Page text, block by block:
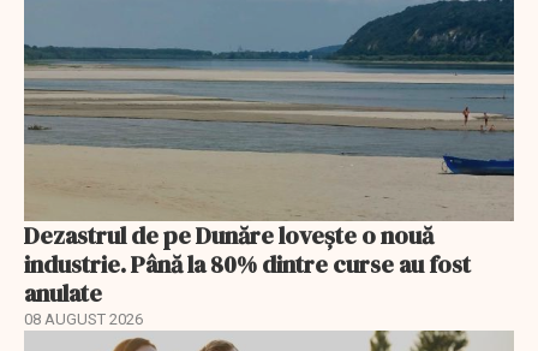
Dezastrul de pe Dunăre lovește o nouă
industrie. Până la 80% dintre curse au fost
anulate
08 AUGUST 2026